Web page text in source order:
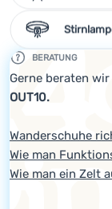
Club
eXtra
Beratung
Kontakte
Über
BERATUNG
Gerne beraten
OUT10.
Wanderschuhe
Wie man
Wie man ein Zelt